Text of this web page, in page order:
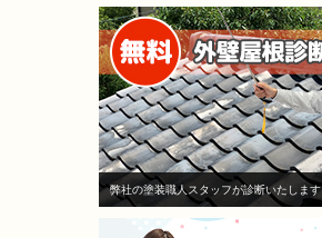
弊社の塗装職人スタッフが診断いたします